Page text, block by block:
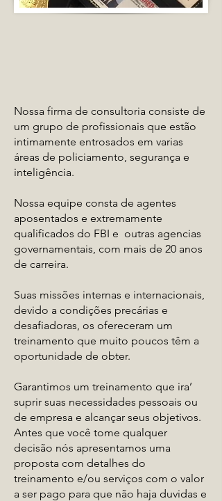
Nossa firma de consultoria consiste de
um grupo de profissionais que estão
intimamente entrosados em varias
áreas de policiamento, segurança e
inteligência.
Nossa equipe consta de agentes
aposentados e extremamente
qualificados do FBI e outras agencias
governamentais, com mais de 20 anos
de carreira.
Suas missões internas e internacionais,
devido a condições precárias e
desafiadoras, os ofereceram um
treinamento que muito poucos têm a
oportunidade de obter.
Garantimos um treinamento que ira’
suprir suas necessidades pessoais ou
de empresa e alcançar seus objetivos.
Antes que você tome qualquer
decisão nós apresentamos uma
proposta com detalhes do
treinamento e/ou serviços com o valor
a ser pago para que não haja duvidas e